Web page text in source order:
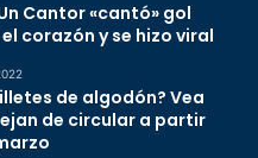
Cantor «cantó» gol
corazón y se hizo viral
de algodón? Vea
de circular a partir